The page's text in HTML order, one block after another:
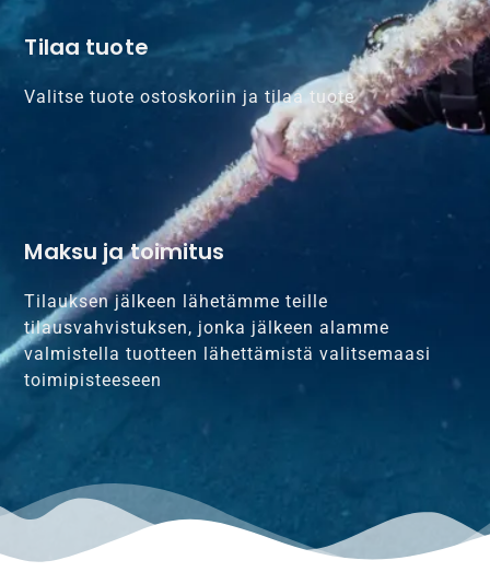
Tilaa tuote
Valitse tuote ostoskoriin ja tilaa tuote
Maksu ja toimitus
Tilauksen jälkeen lähetämme teille
tilausvahvistuksen, jonka jälkeen alamme
valmistella tuotteen lähettämistä valitsemaasi
toimipisteeseen